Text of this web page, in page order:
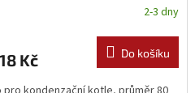
2-3 dny
Kč Do košíku